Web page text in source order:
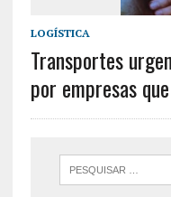
LOGÍSTICA
Transportes
por empresas